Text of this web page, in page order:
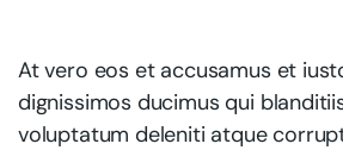
At vero eos et accusamus et
dignissimos ducimus qui
voluptatum deleniti atque